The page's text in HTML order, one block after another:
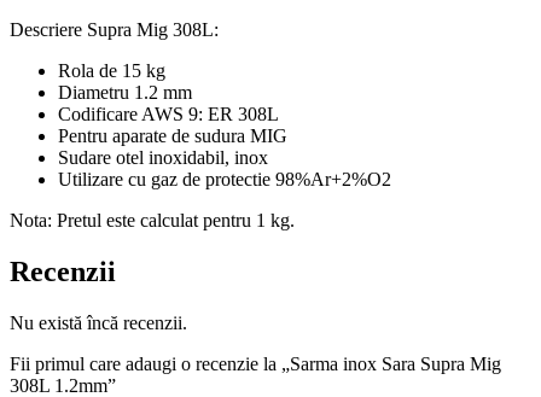
Descriere Supra Mig 308L:
Rola de 15 kg
Diametru 1.2 mm
Codificare AWS 9: ER 308L
Pentru aparate de sudura MIG
Sudare otel inoxidabil, inox
Utilizare cu gaz de protectie 98%Ar+2%O2
Nota: Pretul este calculat pentru 1 kg.
Recenzii
Nu există încă recenzii.
Fii primul care adaugi o recenzie la „Sarma inox Sara Supra Mig
308L 1.2mm”